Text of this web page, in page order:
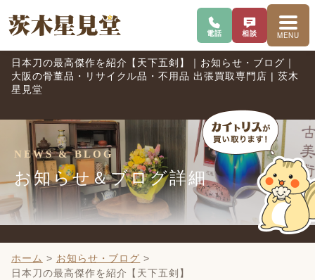
電話で問い合わせ
電話 査定を相談
相談 MENUメニ
日本刀の最高傑作を紹介【天下五剣】｜お知らせ・ブログ｜
大阪の骨董品・リサイクル品・不用品 出張買取専門店 | 茨木
星見堂
NEWS & BLOG
お知らせ＆ブログ詳細
ホーム > お知らせ・ブログ >
日本刀の最高傑作を紹介【天下五剣】